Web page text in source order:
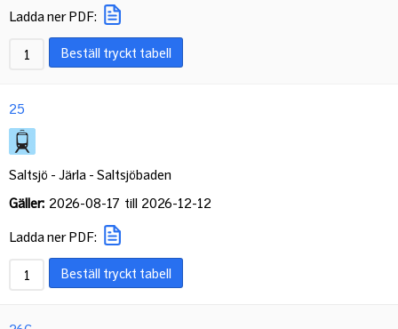
Ladda ner PDF:
Beställ tryckt tabell
25
Saltsjö - Järla - Saltsjöbaden
Gäller: 2026-08-17 till 2026-12-12
Ladda ner PDF:
Beställ tryckt tabell